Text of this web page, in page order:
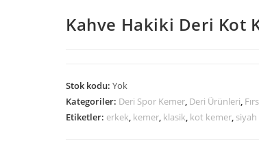
Kahve Hakiki Deri Kot
Stok kodu: Yok
Kategoriler: Deri Spor Kemer, Deri Ürünleri,
Etiketler: erkek, kemer, klasik, kot kemer, siyah